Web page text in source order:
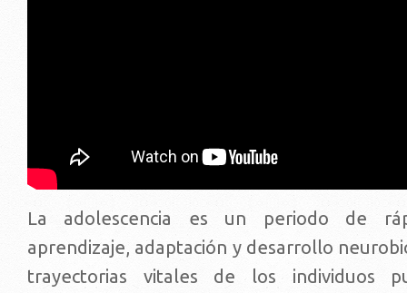
La adolescencia es un periodo de
aprendizaje, adaptación y desarrollo
trayectorias vitales de los individuos